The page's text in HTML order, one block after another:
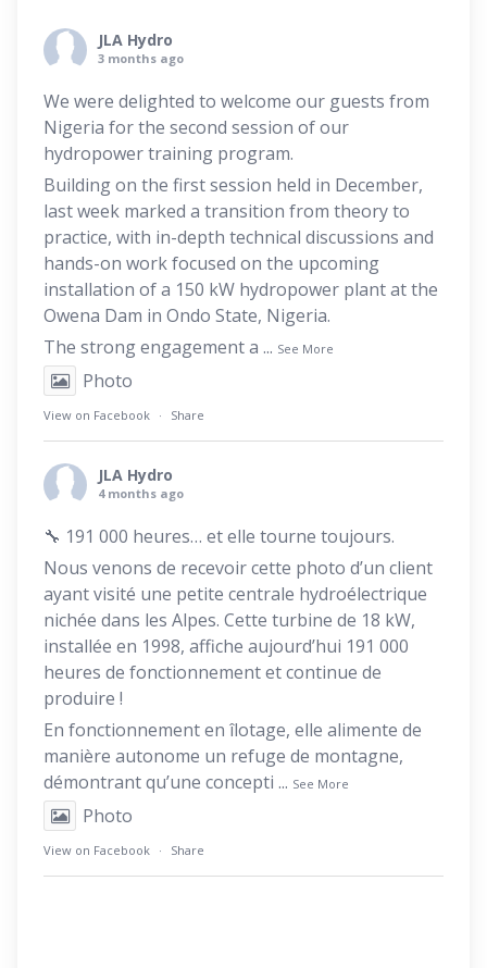
JLA Hydro
3 months ago
We were delighted to welcome our guests from
Nigeria for the second session of our
hydropower training program.
Building on the first session held in December,
last week marked a transition from theory to
practice, with in-depth technical discussions and
hands-on work focused on the upcoming
installation of a 150 kW hydropower plant at the
Owena Dam in Ondo State, Nigeria.
The strong engagement a ... See More
Photo
View on Facebook · Share
JLA Hydro
4 months ago
🔧 191 000 heures… et elle tourne toujours.
Nous venons de recevoir cette photo d’un client
ayant visité une petite centrale hydroélectrique
nichée dans les Alpes. Cette turbine de 18 kW,
installée en 1998, affiche aujourd’hui 191 000
heures de fonctionnement et continue de
produire !
En fonctionnement en îlotage, elle alimente de
manière autonome un refuge de montagne,
démontrant qu’une concepti ... See More
Photo
View on Facebook · Share